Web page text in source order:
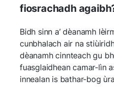
fiosrachadh
Bidh sinn a’ dèanamh
cunbhalach air na
dèanamh cinnteach gu
fuasglaidhean camar-lìn
innealan is bathar-bog